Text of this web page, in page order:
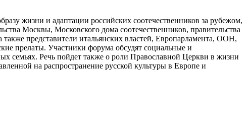
жизни и адаптации российских соотечественников за рубежом,
Москвы, Московского дома соотечественников, правительства
представители итальянских властей, Европарламента, ООН,
прелаты. Участники форума обсудят социальные и
семьях. Речь пойдет также о роли Православной Церкви в жизни
на распространение русской культуры в Европе и